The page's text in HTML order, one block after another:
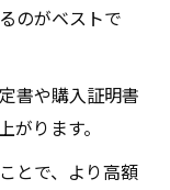
のがベストで
書や購入証明書
ります。
とで、より高額